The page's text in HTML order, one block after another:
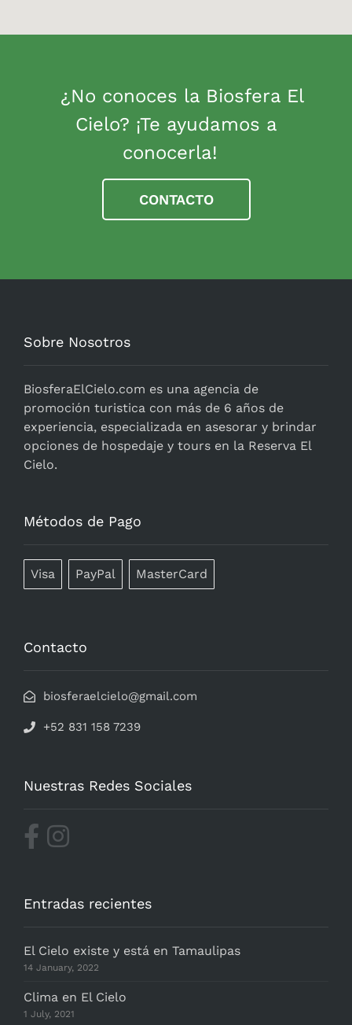
¿No conoces la Biosfera El
Cielo? ¡Te ayudamos a
conocerla!
CONTACTO
Sobre Nosotros
BiosferaElCielo.com es una agencia de
promoción turistica con más de 6 años de
experiencia, especializada en asesorar y brindar
opciones de hospedaje y tours en la Reserva El
Cielo.
Métodos de Pago
Visa PayPal MasterCard
Contacto
biosferaelcielo@gmail.com
+52 831 158 7239
Nuestras Redes Sociales
Entradas recientes
El Cielo existe y está en Tamaulipas
14 January, 2022
Clima en El Cielo
1 July, 2021